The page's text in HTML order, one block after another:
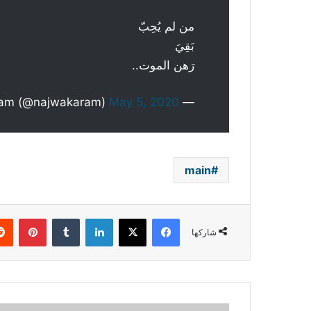
من لم يُحِبّ
بَقِيَ
رَهن الموت..
— Najwa Karam (@najwakaram)
May 5, 2020
main
شاركها
فيسبوك ‫X لينكدإن